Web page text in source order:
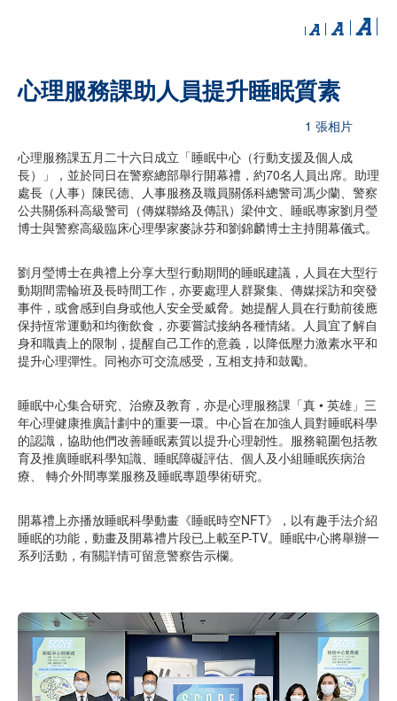
心理服務課助人員提升睡眠質素
1 張相片
心理服務課五月二十六日成立「睡眠中心（行動支援及個人成
長）」，並於同日在警察總部舉行開幕禮，約70名人員出席。助理
處長（人事）陳民德、人事服務及職員關係科總警司馮少蘭、警察
公共關係科高級警司（傳媒聯絡及傳訊）梁仲文、睡眠專家劉月瑩
博士與警察高級臨床心理學家麥詠芬和劉錦麟博士主持開幕儀式。
劉月瑩博士在典禮上分享大型行動期間的睡眠建議，人員在大型行
動期間需輪班及長時間工作，亦要處理人群聚集、傳媒採訪和突發
事件，或會感到自身或他人安全受威脅。她提醒人員在行動前後應
保持恆常運動和均衡飲食，亦要嘗試接納各種情緒。人員宜了解自
身和職責上的限制，提醒自己工作的意義，以降低壓力激素水平和
提升心理彈性。同袍亦可交流感受，互相支持和鼓勵。
睡眠中心集合研究、治療及教育，亦是心理服務課「真 • 英雄」三
年心理健康推廣計劃中的重要一環。中心旨在加強人員對睡眠科學
的認識，協助他們改善睡眠素質以提升心理韌性。服務範圍包括教
育及推廣睡眠科學知識、睡眠障礙評估、個人及小組睡眠疾病治
療、 轉介外間專業服務及睡眠專題學術研究。
開幕禮上亦播放睡眠科學動畫《睡眠時空NFT》，以有趣手法介紹
睡眠的功能，動畫及開幕禮片段已上載至P-TV。睡眠中心將舉辦一
系列活動，有關詳情可留意警察告示欄。